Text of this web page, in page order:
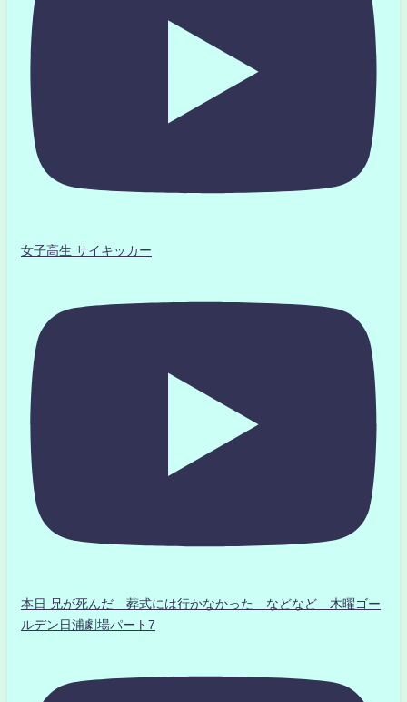
女子高生 サイキッカー
本日 兄が死んだ 葬式には行かなかった などなど 木曜ゴー
ルデン日浦劇場パート7